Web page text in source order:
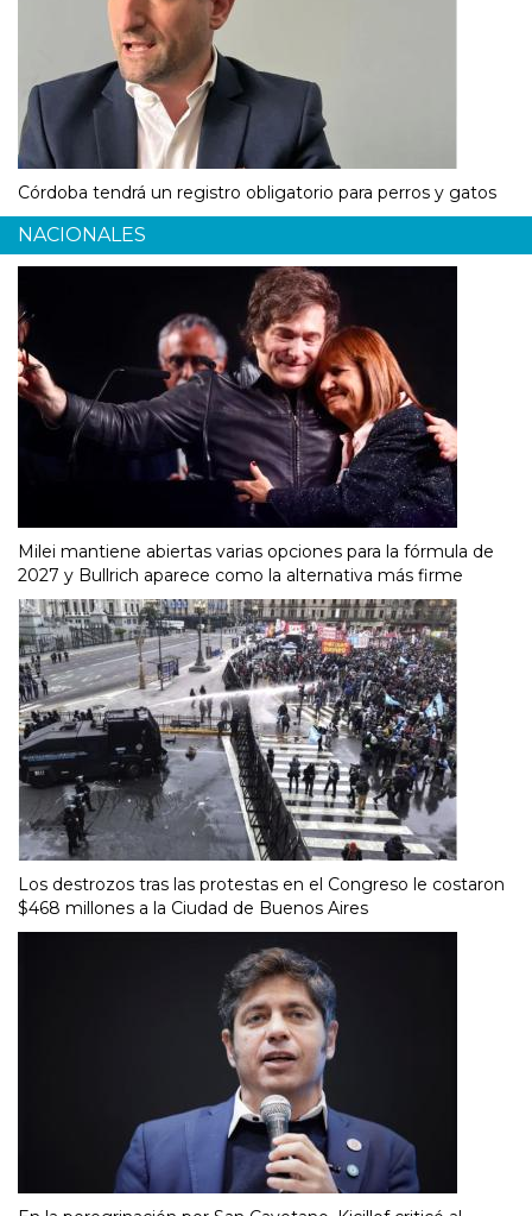
Córdoba tendrá un registro obligatorio para perros y gatos
NACIONALES
Milei mantiene abiertas varias opciones para la fórmula de
2027 y Bullrich aparece como la alternativa más firme
Los destrozos tras las protestas en el Congreso le costaron
$468 millones a la Ciudad de Buenos Aires